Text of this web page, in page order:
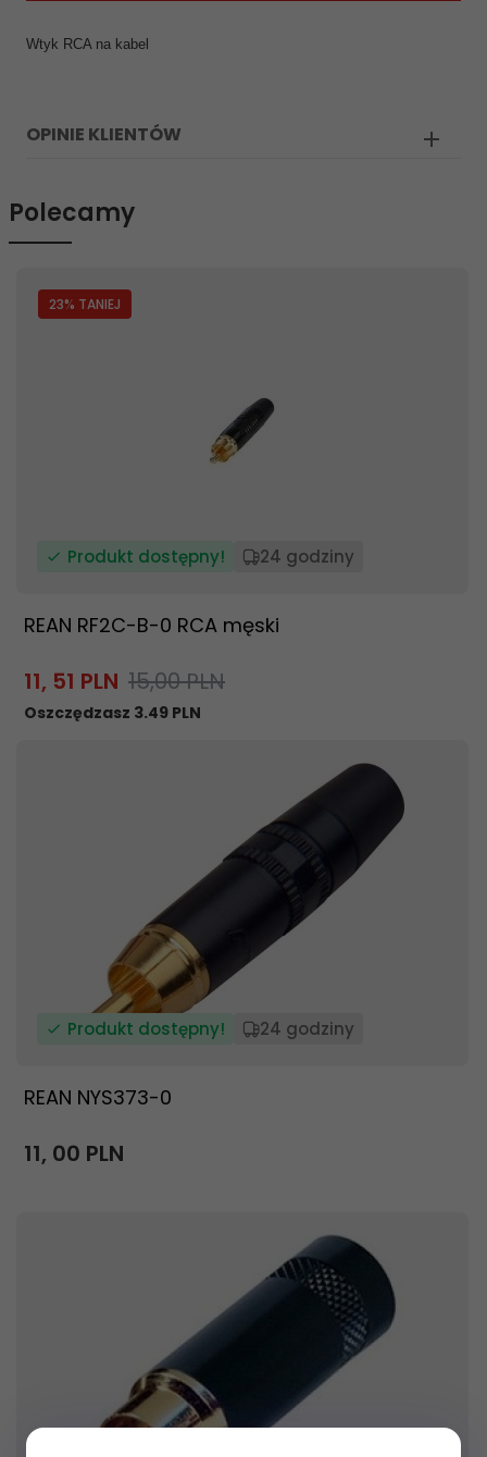
Wtyk RCA na kabel
OPINIE KLIENTÓW
Polecamy
23% TANIEJ
Produkt dostępny! 24 godziny
REAN RF2C-B-0 RCA męski
11, 51 PLN 15,00 PLN
Oszczędzasz 3.49 PLN
Produkt dostępny! 24 godziny
REAN NYS373-0
11, 00 PLN